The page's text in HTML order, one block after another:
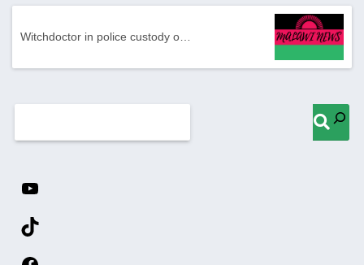
Witchdoctor in police custody o…